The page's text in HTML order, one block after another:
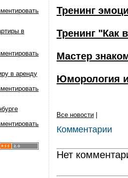
в
в аренду
Тренинг
Тренинг "Как
Мастер
Юморология
Все новости
Комментарии
Нет